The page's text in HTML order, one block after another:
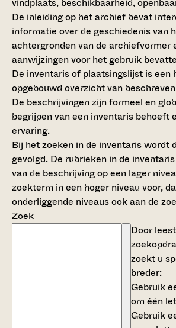
De inleiding op het archief bevat
informatie over de geschiedenis van
achtergronden van de archiefvormer
aanwijzingen voor het gebruik
De inventaris of plaatsingslijst is een
opgebouwd overzicht van
De beschrijvingen zijn formeel en
begrijpen van een inventaris behoeft
ervaring.
Bij het zoeken in de inventaris wordt
gevolgd. De rubrieken in de
van de beschrijving op een lager
zoekterm in een hoger niveau voor,
onderliggende niveaus ook aan de
Zoek
Door
zoekt u
breder:
Gebruik
om één
Gebruik